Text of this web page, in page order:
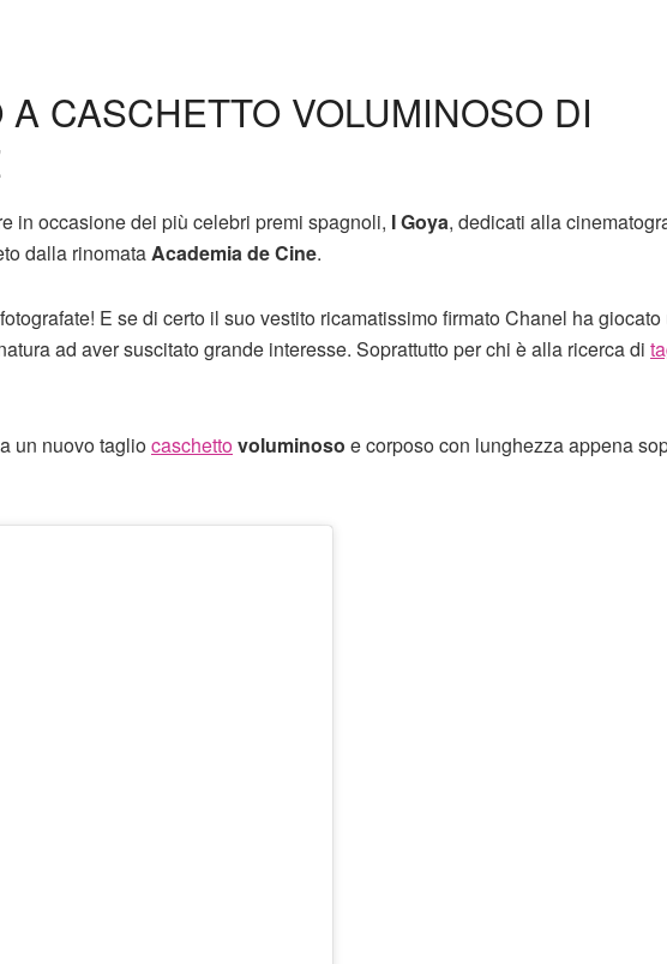
A CASCHETTO VOLUMINOSO DI
in occasione dei più celebri premi spagnoli, I Goya, dedicati alla
dalla rinomataAcademia de Cine.
E se di certo il suo vestito ricamatissimo firmato Chanel ha giocato
ad aver suscitato grande interesse. Soprattutto per chi è alla ricerca di
un nuovo tagliocaschettovoluminoso e corposo con lunghezza appena